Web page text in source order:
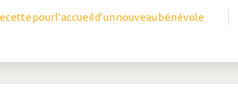
pour l’accueil d’un nouveau bénévole